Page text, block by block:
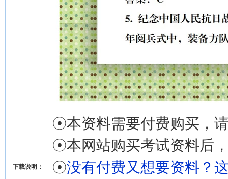
下载说明：
☉本资料需要付费购买，
☉本网站购买考试资料后
☉没有付费又想要资料？